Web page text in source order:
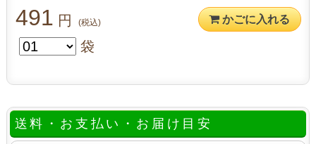
491 円 (税込) かごに入れる
袋
送料・お支払い・お届け目安